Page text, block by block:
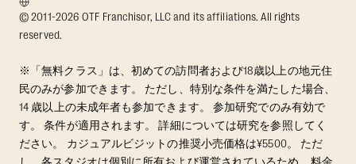
© 2011-2026 OTF Franchisor, LLC and its affiliations. All rights
reserved.
※「無料クラス」は、初めての訪問者および18歳以上の地元住
民のみが参加できます。 ただし、特別な条件を満たした場合、
14 歳以上の未成年者も参加できます。 参加研究でのみ有効で
す。 条件が適用されます。 詳細については研究を参照してく
ださい。 カジュアルビジットの推奨小売価格は¥5500。 ただ